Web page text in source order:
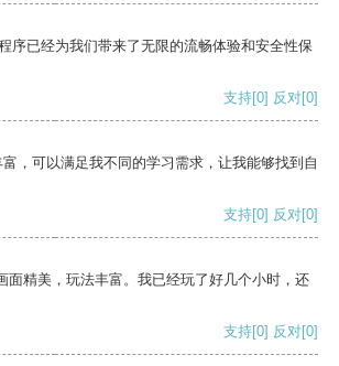
序已经为我们带来了无限的流畅体验和安全性保
支持[0] 反对[0]
，可以满足我不同的学习需求，让我能够找到自
支持[0] 反对[0]
面精美，玩法丰富。我已经玩了好几个小时，还
支持[0] 反对[0]